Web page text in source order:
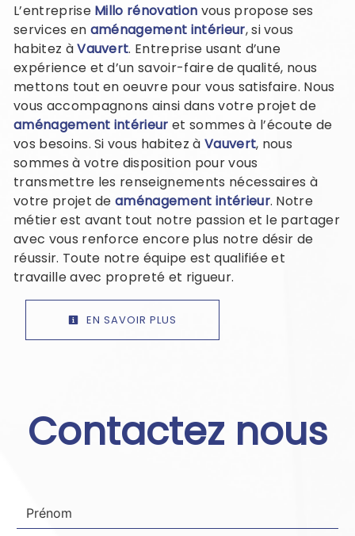
L’entreprise Millo rénovation vous propose ses
services en aménagement intérieur, si vous
habitez àVauvert. Entreprise usant d’une
expérience et d’un savoir-faire de qualité, nous
mettons tout en oeuvre pour vous satisfaire. Nous
vous accompagnons ainsi dans votre projet de
aménagement intérieur et sommes à l’écoute de
vos besoins. Si vous habitez à Vauvert, nous
sommes à votre disposition pour vous
transmettre les renseignements nécessaires à
votre projet deaménagement intérieur. Notre
métier est avant tout notre passion et le partager
avec vous renforce encore plus notre désir de
réussir. Toute notre équipe est qualifiée et
travaille avec propreté et rigueur.
EN SAVOIR PLUS
Contactez nous